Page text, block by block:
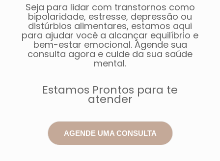
Seja para lidar com transtornos como
bipolaridade, estresse, depressão ou
distúrbios alimentares, estamos aqui
para ajudar você a alcançar equilíbrio e
bem-estar emocional. Agende sua
consulta agora e cuide da sua saúde
mental.
Estamos Prontos para te
atender
AGENDE UMA CONSULTA